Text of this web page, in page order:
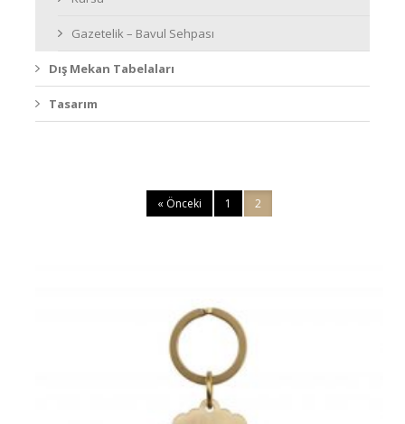
Gazetelik – Bavul Sehpası
Dış Mekan Tabelaları
Tasarım
« Önceki 1 2